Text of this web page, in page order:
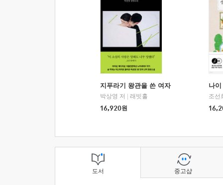
지푸라기 왕관을 쓴 여자
박상영 저
래빗홀
16,920원
나
조선
도서 중고샵